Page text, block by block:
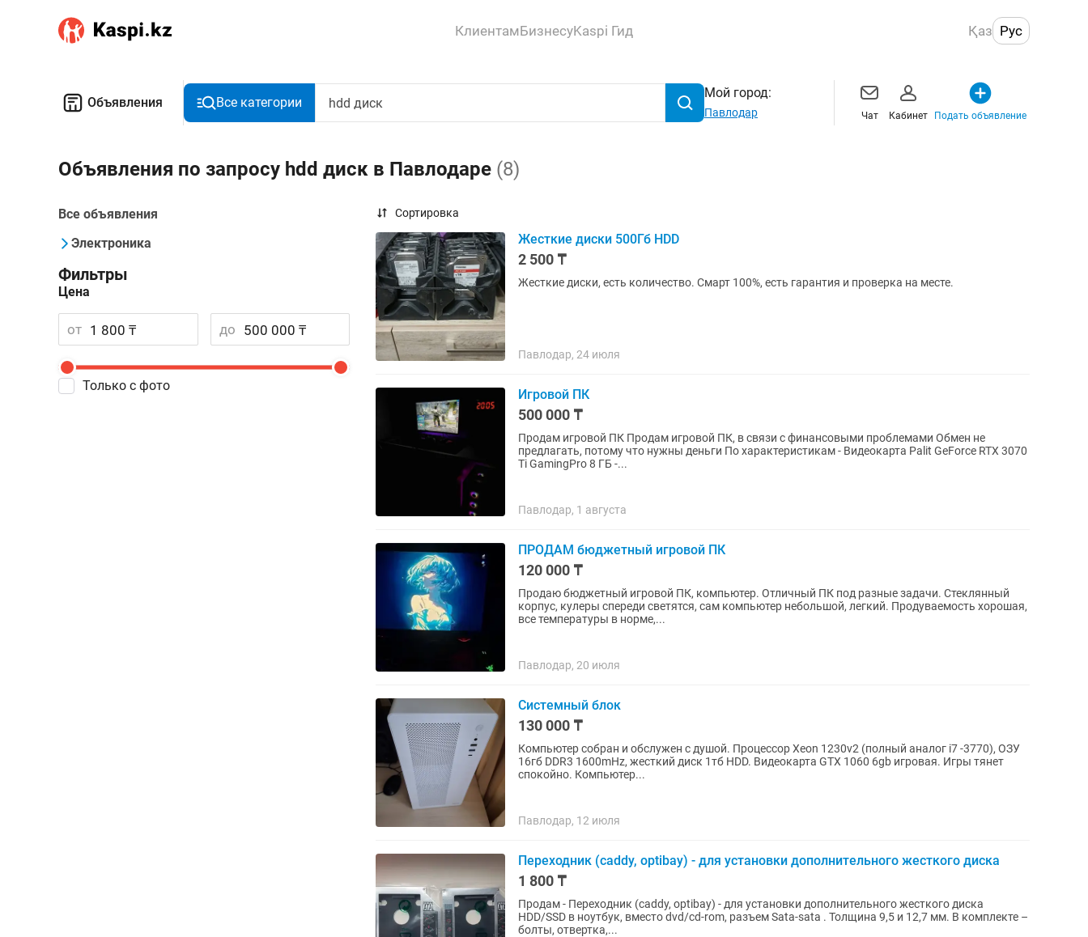
КлиентамБизнесуKaspi Гид Қаз Рус
Объявления Все категории
Мой город:
Павлодар Чат Кабинет Подать объявление
Объявления по запросу hdd диск в Павлодаре (8)
Все объявления
Электроника
Фильтры
Цена
от до
Только с фото
Сортировка
Жесткие диски 500Гб HDD
2 500 ₸
Жесткие диски, есть количество. Смарт 100%, есть гарантия и проверка на месте.
Павлодар, 24 июля
Игровой ПК
500 000 ₸
Продам игровой ПК Продам игровой ПК, в связи с финансовыми проблемами Обмен не
предлагать, потому что нужны деньги По характеристикам - Видеокарта Palit GeForce RTX 3070
Ti GamingPro 8 ГБ -...
Павлодар, 1 августа
ПРОДАМ бюджетный игровой ПК
120 000 ₸
Продаю бюджетный игровой ПК, компьютер. Отличный ПК под разные задачи. Стеклянный
корпус, кулеры спереди светятся, сам компьютер небольшой, легкий. Продуваемость хорошая,
все температуры в норме,...
Павлодар, 20 июля
Системный блок
130 000 ₸
Компьютер собран и обслужен с душой. Процессор Xeon 1230v2 (полный аналог i7 -3770), ОЗУ
16гб DDR3 1600mHz, жесткий диск 1тб HDD. Видеокарта GTX 1060 6gb игровая. Игры тянет
спокойно. Компьютер...
Павлодар, 12 июля
Переходник (caddy, optibay) - для установки дополнительного жесткого диска
1 800 ₸
Продам - Переходник (caddy, optibay) - для установки дополнительного жесткого диска
HDD/SSD в ноутбук, вместо dvd/сd-rom, разъем Sata-sata . Толщина 9,5 и 12,7 мм. В комплекте –
болты, отвертка,...